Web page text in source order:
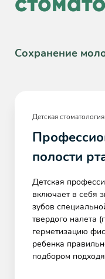
Сохранение
Детская стоматология
полости
Детская
включает в себя
зубов
твердого налета
герметизацию
ребенка
подбором